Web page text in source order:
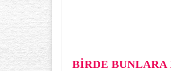
BİRDE